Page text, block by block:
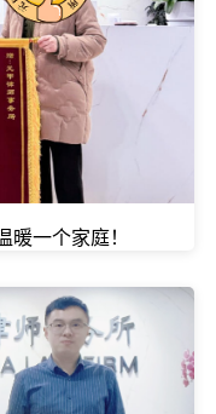
一个家庭！